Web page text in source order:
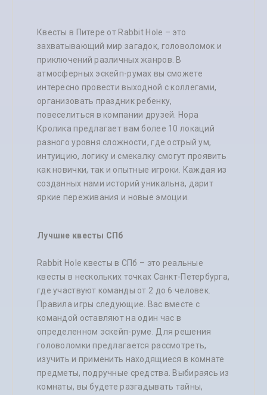
самое свежее мясо
Квест в СПб «Побег от
маньяка» - это хоррор,
который никого не оставит
равнодушным. В этой
впечатляющей до ужаса
истории могут
игроков. Квест размещен
на нескольких локациях –
настоящее убежище
маньяка-убийцы. Вам
предстоит выбраться из
него живым, преодолев
головоломки этого
хранилище в качестве
мяса. Здесь вы
маньяком, а также
другими обитателями
или уже не очень.
Квест «Побег от маньяка»
доступен в двух режимах
сложности: квест и
перформанс. Режим
«квест» рассчитан на
детей от 14 лет: уровень
спецэффектов снижен,
поэтому в игре могут
Квесты в Питере от Rabbit Hole – это
захватывающий мир загадок, головоломок и
приключений различных жанров. В
атмосферных эскейп-румах вы сможете
интересно провести выходной с коллегами,
организовать праздник ребенку,
повеселиться в компании друзей. Нора
Кролика предлагает вам более 10 локаций
разного уровня сложности, где острый ум,
интуицию, логику и смекалку смогут проявить
как новички, так и опытные игроки. Каждая из
созданных нами историй уникальна, дарит
яркие переживания и новые эмоции.
Лучшие квесты СПб
Rabbit Hole квесты в СПб – это реальные
квесты в нескольких точках Санкт-Петербурга,
где участвуют команды от 2 до 6 человек.
Правила игры следующие. Вас вместе с
командой оставляют на один час в
определенном эскейп-руме. Для решения
головоломки предлагается рассмотреть,
изучить и применить находящиеся в комнате
предметы, подручные средства. Выбираясь из
комнаты, вы будете разгадывать тайны,